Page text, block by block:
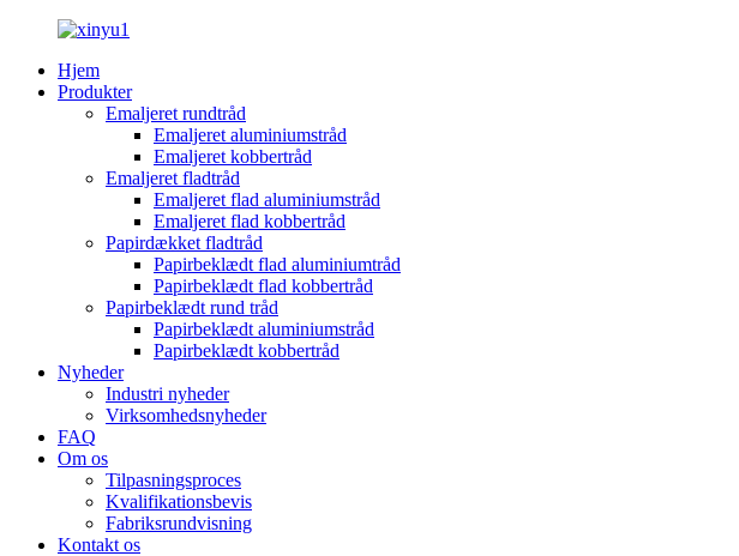
Hjem
Produkter
Emaljeret rundtråd
Emaljeret aluminiumstråd
Emaljeret kobbertråd
Emaljeret fladtråd
Emaljeret flad aluminiumstråd
Emaljeret flad kobbertråd
Papirdækket fladtråd
Papirbeklædt flad aluminiumtråd
Papirbeklædt flad kobbertråd
Papirbeklædt rund tråd
Papirbeklædt aluminiumstråd
Papirbeklædt kobbertråd
Nyheder
Industri nyheder
Virksomhedsnyheder
FAQ
Om os
Tilpasningsproces
Kvalifikationsbevis
Fabriksrundvisning
Kontakt os